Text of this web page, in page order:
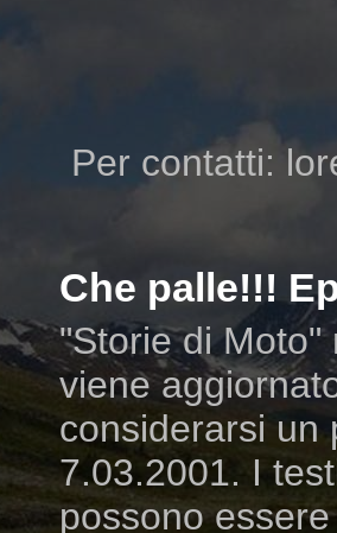
Per contatti:
Che palle!!!
"Storie di Moto"
viene
considerarsi un
7.03.2001. I
possono